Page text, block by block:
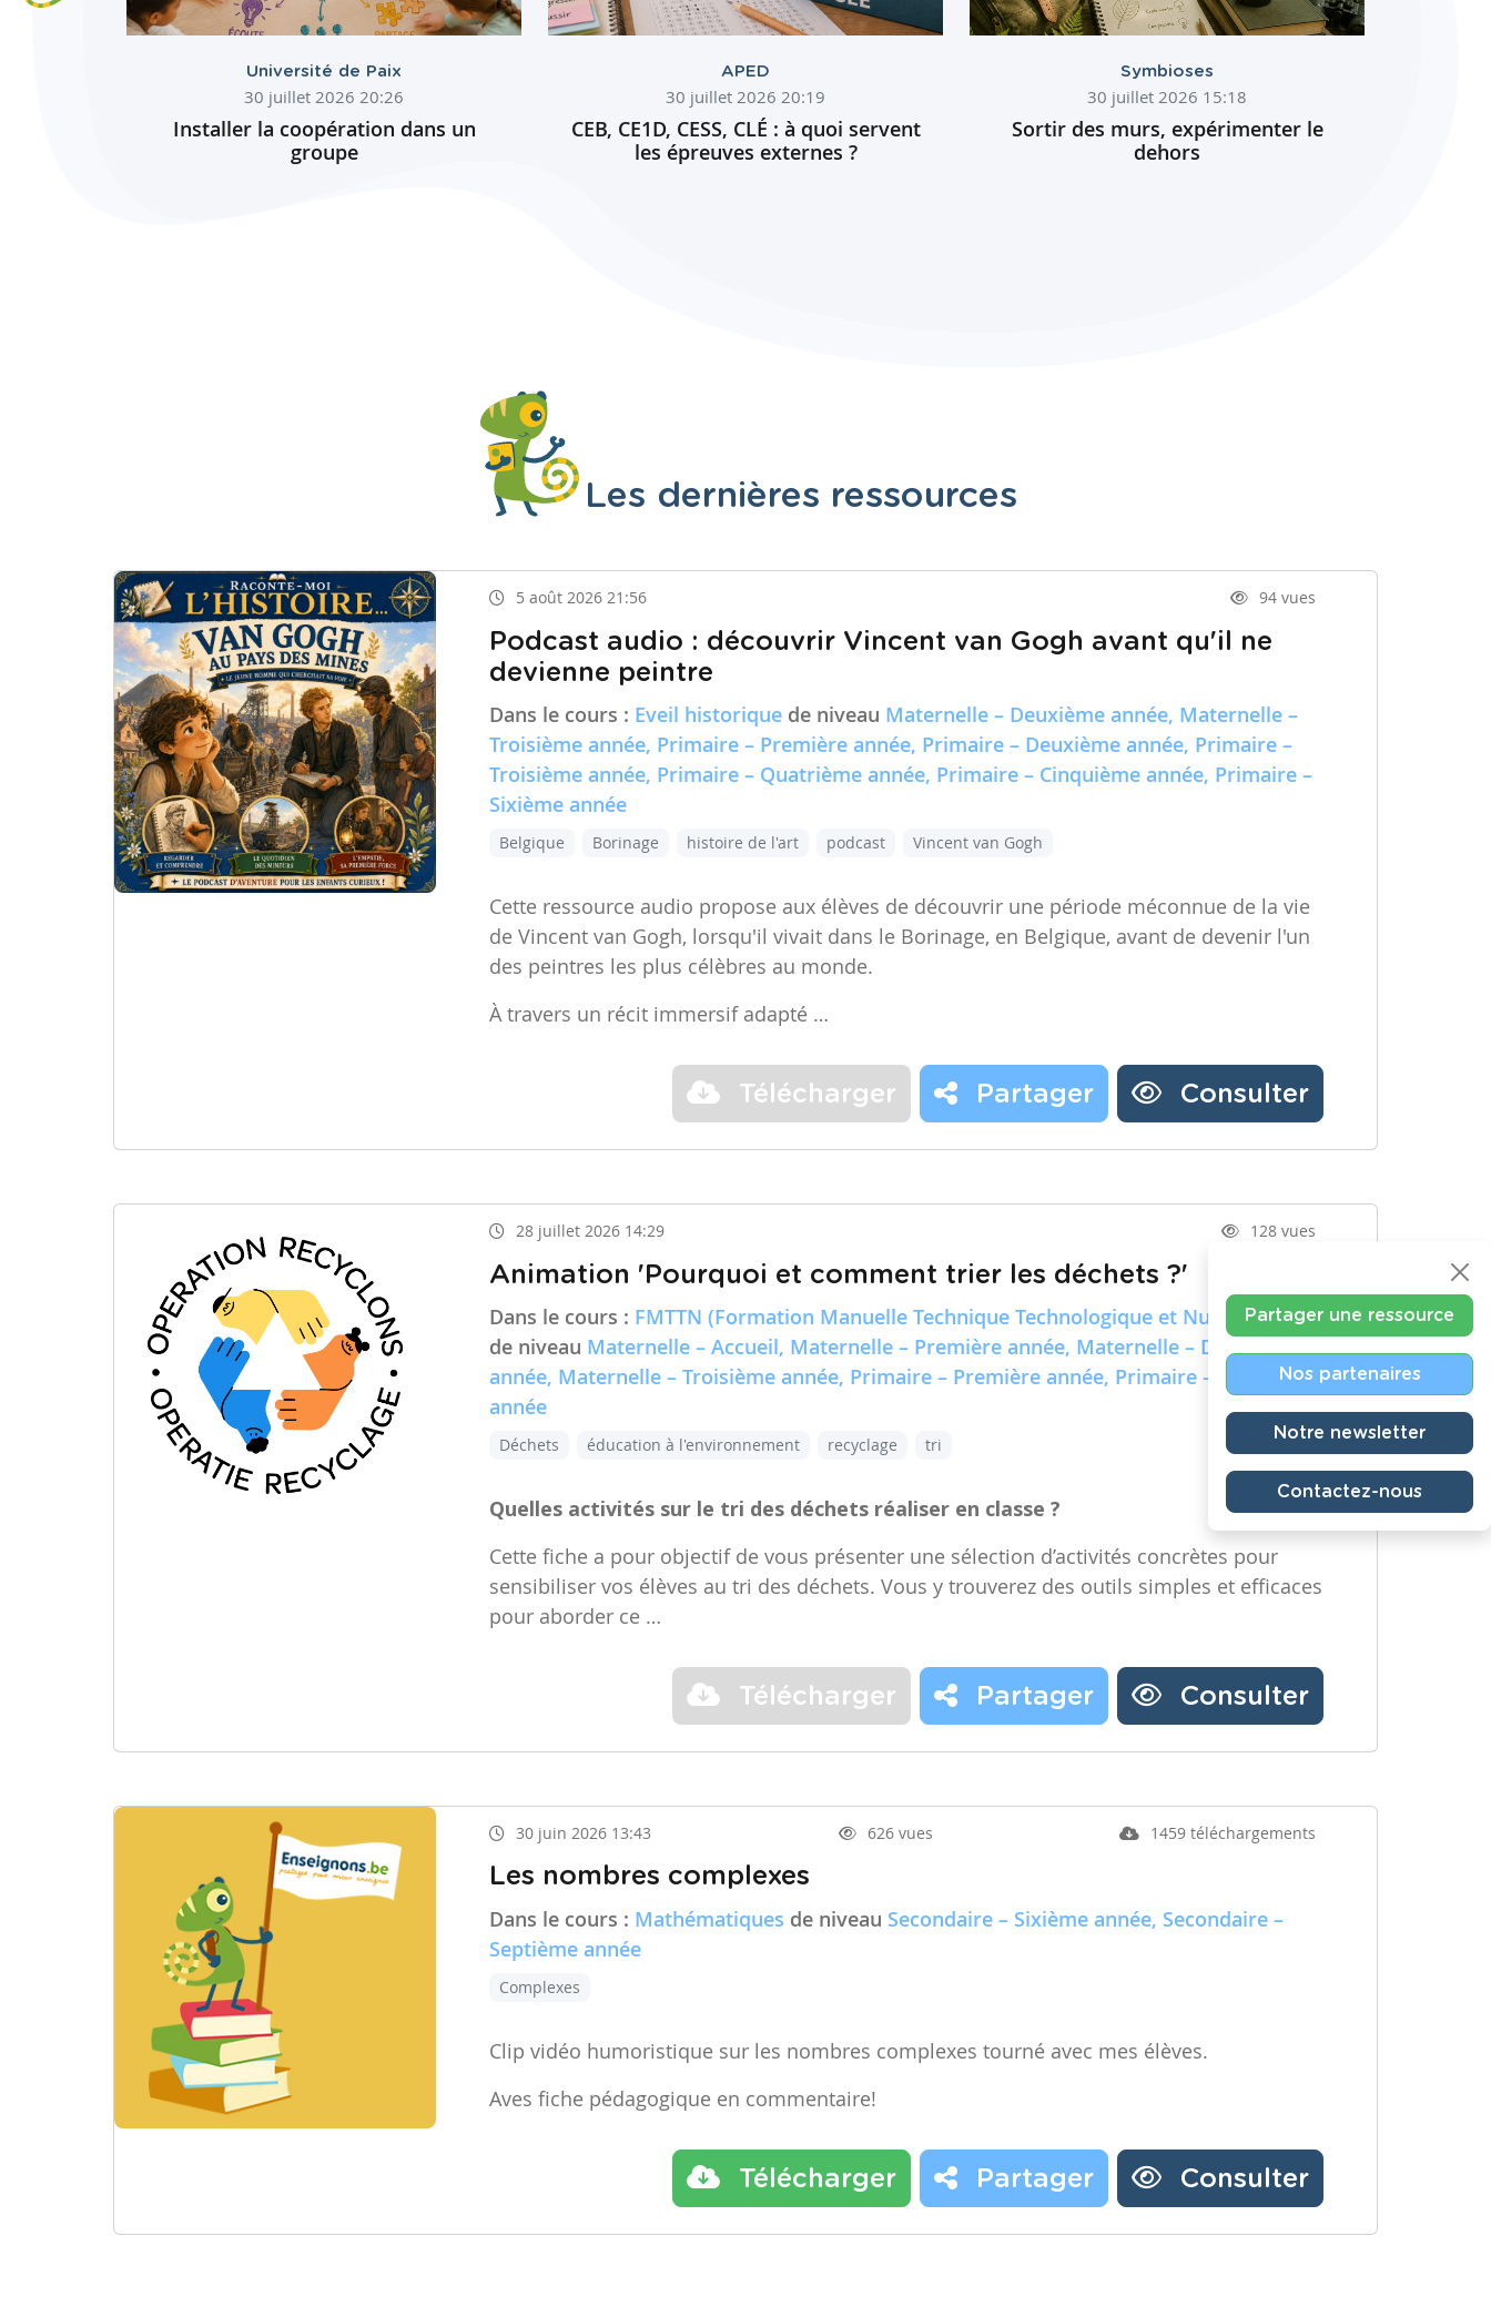
Université de Paix
30 juillet 2026 20:26
Installer la coopération dans un
groupe
APED
30 juillet 2026 20:19
CEB, CE1D, CESS, CLÉ : à quoi servent
les épreuves externes ?
Symbioses
30 juillet 2026 15:18
Sortir des murs, expérimenter le
dehors
Les dernières ressources
5 août 2026 21:56 94 vues
Podcast audio : découvrir Vincent van Gogh avant qu'il ne
devienne peintre
Dans le cours : Eveil historique de niveau Maternelle – Deuxième année, Maternelle –
Troisième année, Primaire – Première année, Primaire – Deuxième année, Primaire –
Troisième année, Primaire – Quatrième année, Primaire – Cinquième année, Primaire –
Sixième année
Belgique Borinage histoire de l'art podcast Vincent van Gogh
Cette ressource audio propose aux élèves de découvrir une période méconnue de la vie
de Vincent van Gogh, lorsqu'il vivait dans le Borinage, en Belgique, avant de devenir l'un
des peintres les plus célèbres au monde.
À travers un récit immersif adapté …
Télécharger Partager Consulter
28 juillet 2026 14:29 128 vues
Animation 'Pourquoi et comment trier les déchets ?'
Dans le cours : FMTTN (Formation Manuelle Technique Technologique et Numérique)
de niveau Maternelle – Accueil, Maternelle – Première année, Maternelle – Deuxième
année, Maternelle – Troisième année, Primaire – Première année, Primaire – Deuxième
année
Déchets éducation à l'environnement recyclage tri
Quelles activités sur le tri des déchets réaliser en classe ?
Cette fiche a pour objectif de vous présenter une sélection d’activités concrètes pour
sensibiliser vos élèves au tri des déchets. Vous y trouverez des outils simples et efficaces
pour aborder ce …
Télécharger Partager Consulter
30 juin 2026 13:43 626 vues 1459 téléchargements
Les nombres complexes
Dans le cours : Mathématiques de niveau Secondaire – Sixième année, Secondaire –
Septième année
Complexes
Clip vidéo humoristique sur les nombres complexes tourné avec mes élèves.
Aves fiche pédagogique en commentaire!
Télécharger Partager Consulter
Partager une ressource
Nos partenaires
Notre newsletter
Contactez-nous